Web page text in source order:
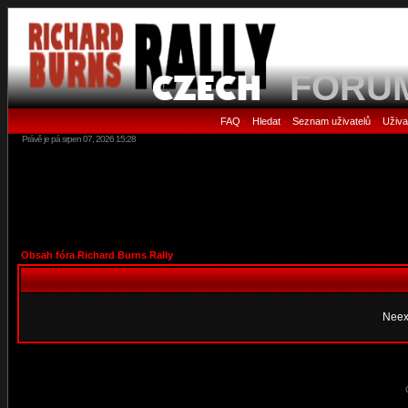
FAQ • Hledat• Seznam uživatelů•
Právě je pá srpen 07, 2026 15:28
Obsah fóra Richard Burns Rally